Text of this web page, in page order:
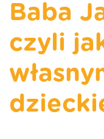
Baba
czyli